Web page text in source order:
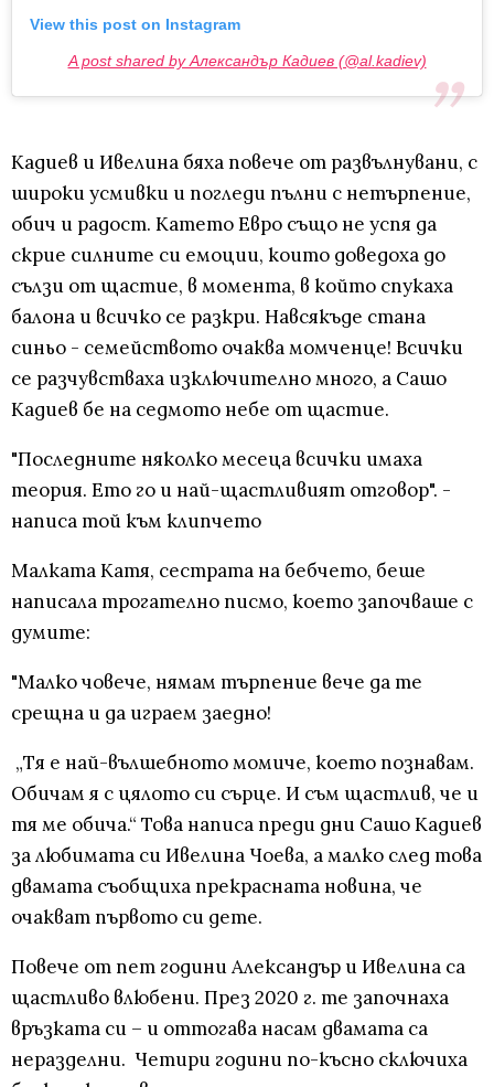
View this post on Instagram
A post shared by Александър Кадиев (@al.kadiev)
Кадиев и Ивелина бяха повече от развълнувани, с
широки усмивки и погледи пълни с нетърпение,
обич и радост. Катето Евро също не успя да
скрие силните си емоции, които доведоха до
сълзи от щастие, в момента, в който спукаха
балона и всичко се разкри. Навсякъде стана
синьо - семейството очаква момченце! Всички
се разчувстваха изключително много, а Сашо
Кадиев бе на седмото небе от щастие.
"Последните няколко месеца всички имаха
теория. Ето го и най-щастливият отговор". -
написа той към клипчето
Малката Катя, сестрата на бебчето, беше
написала трогателно писмо, което започваше с
думите:
"Малко човече, нямам търпение вече да те
срещна и да играем заедно!
„Тя е най-вълшебното момиче, което познавам.
Обичам я с цялото си сърце. И съм щастлив, че и
тя ме обича.“ Това написа преди дни Сашо Кадиев
за любимата си Ивелина Чоева, а малко след това
двамата съобщиха прекрасната новина, че
очакват първото си дете.
Повече от пет години Александър и Ивелина са
щастливо влюбени. През 2020 г. те започнаха
връзката си – и оттогава насам двамата са
неразделни. Четири години по-късно сключиха